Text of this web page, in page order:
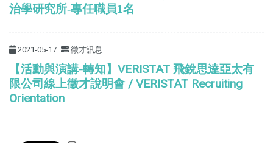
治學研究所-專任職員1名
2021-05-17 徵才訊息
【活動與演講-轉知】VERISTAT 飛銳思達亞太有
限公司線上徵才說明會 / VERISTAT Recruiting
Orientation